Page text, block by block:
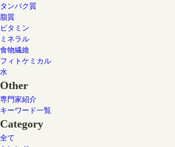
タンパク質
脂質
ビタミン
ミネラル
食物繊維
フィトケミカル
水
Other
専門家紹介
キーワード一覧
Category
全て